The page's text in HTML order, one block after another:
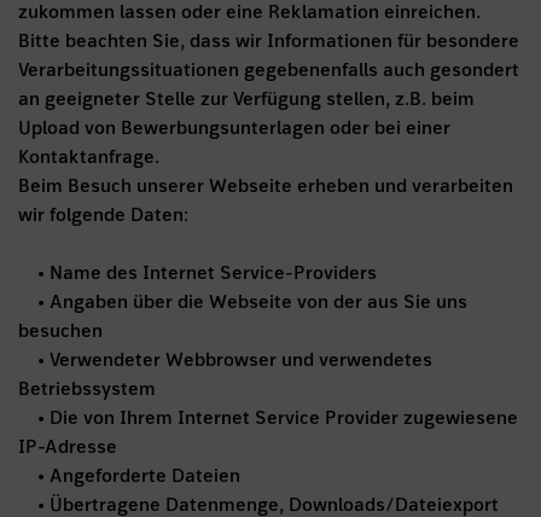
zukommen lassen oder eine Reklamation einreichen.
Bitte beachten Sie, dass wir Informationen für besondere
Verarbeitungssituationen gegebenenfalls auch gesondert
an geeigneter Stelle zur Verfügung stellen, z.B. beim
Upload von Bewerbungsunterlagen oder bei einer
Kontaktanfrage.
Beim Besuch unserer Webseite erheben und verarbeiten
wir folgende Daten:
• Name des Internet Service-Providers
• Angaben über die Webseite von der aus Sie uns
besuchen
• Verwendeter Webbrowser und verwendetes
Betriebssystem
• Die von Ihrem Internet Service Provider zugewiesene
IP-Adresse
• Angeforderte Dateien
• Übertragene Datenmenge, Downloads/Dateiexport